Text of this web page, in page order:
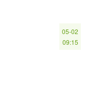
05-02
09:15